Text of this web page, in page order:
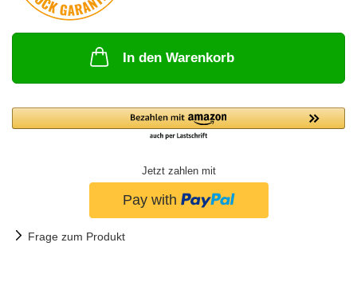
In den Warenkorb
Jetzt zahlen mit
Frage zum Produkt